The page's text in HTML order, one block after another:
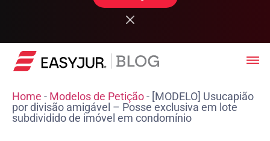
Home - Modelos de Petição- [MODELO] Usucapião
por divisão amigável – Posse exclusiva em lote
subdividido de imóvel em condomínio